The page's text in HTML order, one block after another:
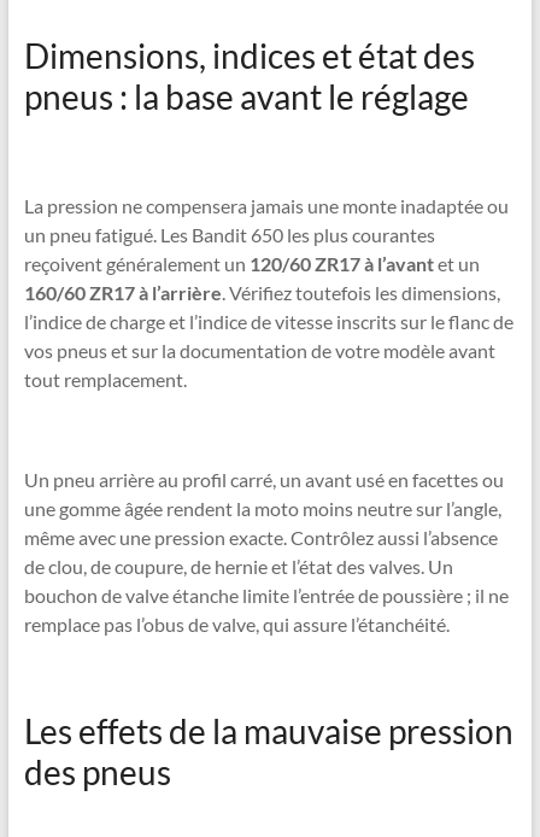
Dimensions, indices et état des
pneus : la base avant le réglage
La pression ne compensera jamais une monte inadaptée ou
un pneu fatigué. Les Bandit 650 les plus courantes
reçoivent généralement un 120/60 ZR17 à l’avantet un
160/60 ZR17 à l’arrière. Vérifiez toutefois les dimensions,
l’indice de charge et l’indice de vitesse inscrits sur le flanc de
vos pneus et sur la documentation de votre modèle avant
tout remplacement.
Un pneu arrière au profil carré, un avant usé en facettes ou
une gomme âgée rendent la moto moins neutre sur l’angle,
même avec une pression exacte. Contrôlez aussi l’absence
de clou, de coupure, de hernie et l’état des valves. Un
bouchon de valve étanche limite l’entrée de poussière ; il ne
remplace pas l’obus de valve, qui assure l’étanchéité.
Les effets de la mauvaise pression
des pneus